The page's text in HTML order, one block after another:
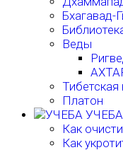
Бхагавад-
Веды
Тибетская
Платон
УЧЕБА
Как
Как